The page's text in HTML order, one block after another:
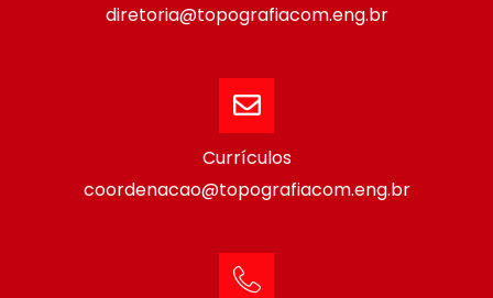
diretoria@topografiacom.eng.br
Currículos
coordenacao@topografiacom.eng.br